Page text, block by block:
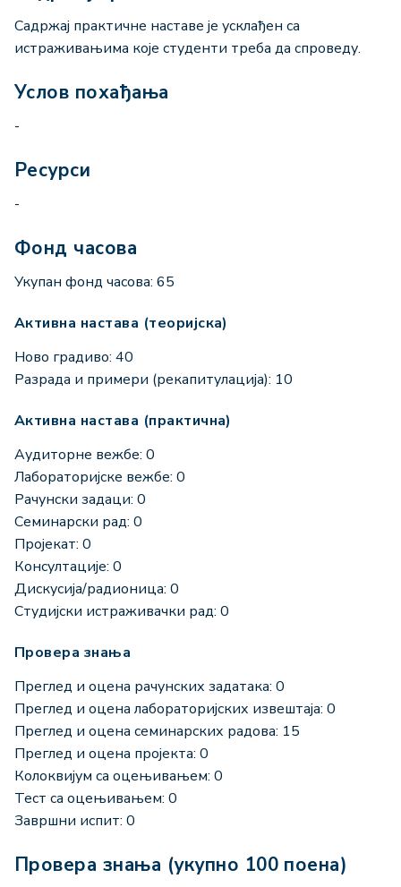
Садржај практичне наставе је усклађен са
истраживањима које студенти треба да спроведу.
Услов похађања
-
Ресурси
-
Фонд часова
Укупан фонд часова: 65
Активна настава (теоријска)
Ново градиво: 40
Разрада и примери (рекапитулација): 10
Активна настава (практична)
Аудиторне вежбе: 0
Лабораторијске вежбе: 0
Рачунски задаци: 0
Семинарски рад: 0
Пројекат: 0
Консултације: 0
Дискусија/радионица: 0
Студијски истраживачки рад: 0
Провера знања
Преглед и оцена рачунских задатака: 0
Преглед и оцена лабораторијских извештаја: 0
Преглед и оцена семинарских радова: 15
Преглед и оцена пројекта: 0
Колоквијум са оцењивањем: 0
Тест са оцењивањем: 0
Завршни испит: 0
Провера знања (укупно 100 поена)